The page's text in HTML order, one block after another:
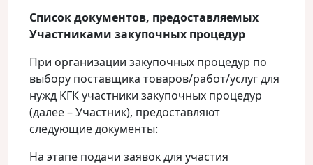
Список документов, предоставляемых
Участниками закупочных процедур
При организации закупочных процедур по
выбору поставщика товаров/работ/услуг для
нужд КГК участники закупочных процедур
(далее – Участник), предоставляют
следующие документы:
На этапе подачи заявок для участия